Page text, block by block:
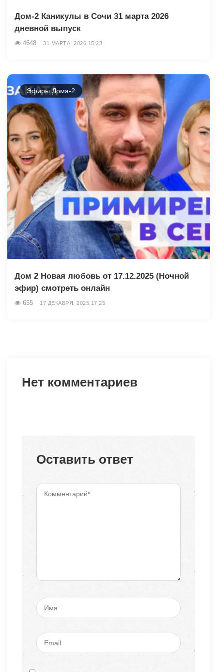
Дом-2 Каникулы в Сочи 31 марта 2026
дневной выпуск
4648 31 МАРТА, 2026 15:23
Эфиры Дома-2
Дом 2 Новая любовь от 17.12.2025 (Ночной
эфир) смотреть онлайн
655 17 ДЕКАБРЯ, 2025 17:25
Нет комментариев
Оставить ответ